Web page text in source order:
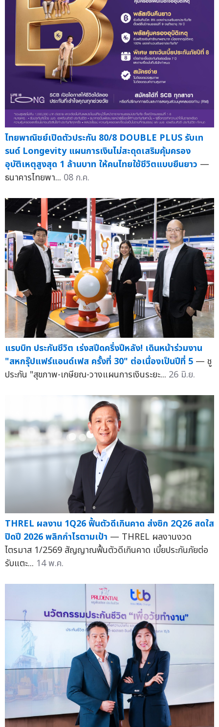
ไทยพาณิชย์เปิดตัวประกัน 80/8 DOUBLE PLUS รับเท
รนด์ Longevity แผนการเงินไม่สะดุดเสริมคุ้มครอง
อุบัติเหตุสูงสุด 1 ล้านบาท ให้คนไทยใช้ชีวิตแบบยืนยาว —
ธนาคารไทยพา... 08 ก.ค.
แรบบิท ประกันชีวิต เร่งสปีดครึ่งปีหลัง! เดินหน้าร่วมงาน
"สหกรุ๊ปแฟร์แอนด์เฟส ครั้งที่ 30" ต่อเนื่องเป็นปีที่ 5 — ชู
ประกัน "สุขภาพ-เกษียณ-วางแผนการเงินระยะ... 26 มิ.ย.
THREL ผลงาน 1Q26 ฟื้นตัวดีเกินคาด ส่งซิก 2Q26 สดใส
ปิดปี 2026 พลิกกำไรตามเป้า — THREL ผลงานงวด
ไตรมาส 1/2569 สัญญาณฟื้นตัวดีเกินคาด เบี้ยประกันภัยต่อ
รับแตะ... 14 พ.ค.